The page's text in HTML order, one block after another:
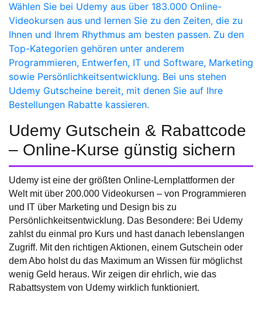
Wählen Sie bei Udemy aus über 183.000 Online-
Videokursen aus und lernen Sie zu den Zeiten, die zu
Ihnen und Ihrem Rhythmus am besten passen. Zu den
Top-Kategorien gehören unter anderem
Programmieren, Entwerfen, IT und Software, Marketing
sowie Persönlichkeitsentwicklung. Bei uns stehen
Udemy Gutscheine bereit, mit denen Sie auf Ihre
Bestellungen Rabatte kassieren.
Udemy Gutschein & Rabattcode
– Online-Kurse günstig sichern
Udemy ist eine der größten Online-Lernplattformen der
Welt mit über 200.000 Videokursen – von Programmieren
und IT über Marketing und Design bis zu
Persönlichkeitsentwicklung. Das Besondere: Bei Udemy
zahlst du einmal pro Kurs und hast danach lebenslangen
Zugriff. Mit den richtigen Aktionen, einem Gutschein oder
dem Abo holst du das Maximum an Wissen für möglichst
wenig Geld heraus. Wir zeigen dir ehrlich, wie das
Rabattsystem von Udemy wirklich funktioniert.